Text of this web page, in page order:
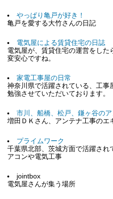
やっぱり亀戸が好き！
亀戸を愛する大竹さんの日記
電気屋による賃貸住宅の日誌
電気屋が、賃貸住宅の運営をし
変安心ですね。
家電工事屋の日常
神奈川県で活躍されている、工事
勉強させていただいております。
市川、船橋、松戸、鎌ヶ谷の
増田ＤＫさん、アンテナ工事のエ
プライムワーク
千葉県北部、茨城方面で活躍さ
アコンや電気工事
jointbox
電気屋さんが集う場所